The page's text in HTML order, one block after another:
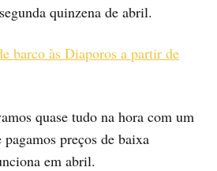
quinzena de abril.
barco às Diaporos a partir de
quase tudo na hora com um
preços de baixa
em abril.